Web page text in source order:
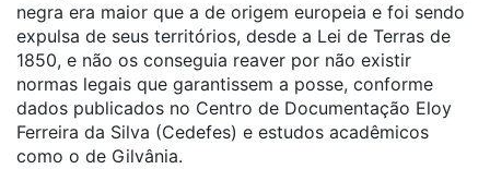
negra era maior que a de origem europeia e foi sendo
expulsa de seus territórios, desde a Lei de Terras de
1850, e não os conseguia reaver por não existir
normas legais que garantissem a posse, conforme
dados publicados no Centro de Documentação Eloy
Ferreira da Silva (Cedefes) e estudos acadêmicos
como o de Gilvânia.